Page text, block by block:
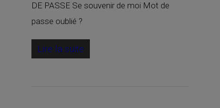
DE PASSE Se souvenir de moi Mot de
passe oublié ?
Lire la suite